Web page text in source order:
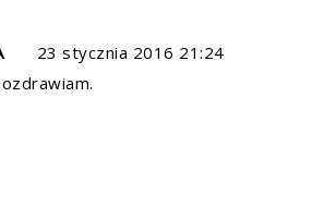
23 stycznia 2016 21:24